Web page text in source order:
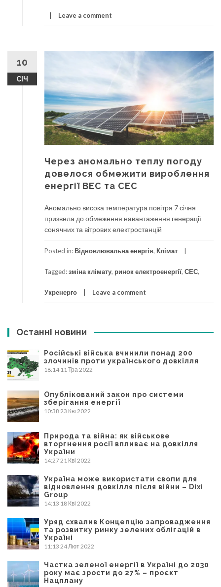
Leave a comment
10
СІЧ
Через аномально теплу погоду
довелося обмежити вироблення
енергії ВЕС та СЕС
Аномально висока температура повітря 7 січня
призвела до обмеження навантаження генерації
сонячних та вітрових електростанцій
Posted in: Відновлювальна енергія, Клімат
Tagged:зміна клімату, ринок електроенергії, СЕС,
Укренерго Leave a comment
Останні новини
Російські війська вчинили понад 200
злочинів проти українського довкілля
18:14 11 Тра 2022
Опублікований закон про системи
зберігання енергії
10:3823 Кві 2022
Природа та війна: як військове
вторгнення росії впливає на довкілля
України
14:2721 Кві 2022
Україна може використати свопи для
відновлення довкілля після війни – Dixi
Group
14:13 18 Кві 2022
Уряд схвалив Концепцію запровадження
та розвитку ринку зелених облігацій в
Україні
11:13 24 Лют 2022
Частка зеленої енергії в Україні до 2030
року має зрости до 27% – проєкт
Нацплану